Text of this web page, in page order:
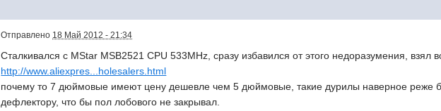
Отправлено 18 Май 2012 - 21:34
Сталкивался с MStar MSB2521 CPU 533MHz, сразу избавился от этого недоразумения, взял
http://www.aliexpres...holesalers.html
почему то 7 дюймовые имеют цену дешевле чем 5 дюймовые, такие дурилы наверное реже
дефлектору, что бы пол лобового не закрывал.